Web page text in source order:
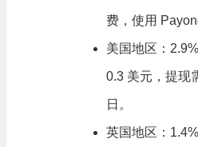
费，使用
美国地区：
0.3 美元，提现
日。
英国地区：